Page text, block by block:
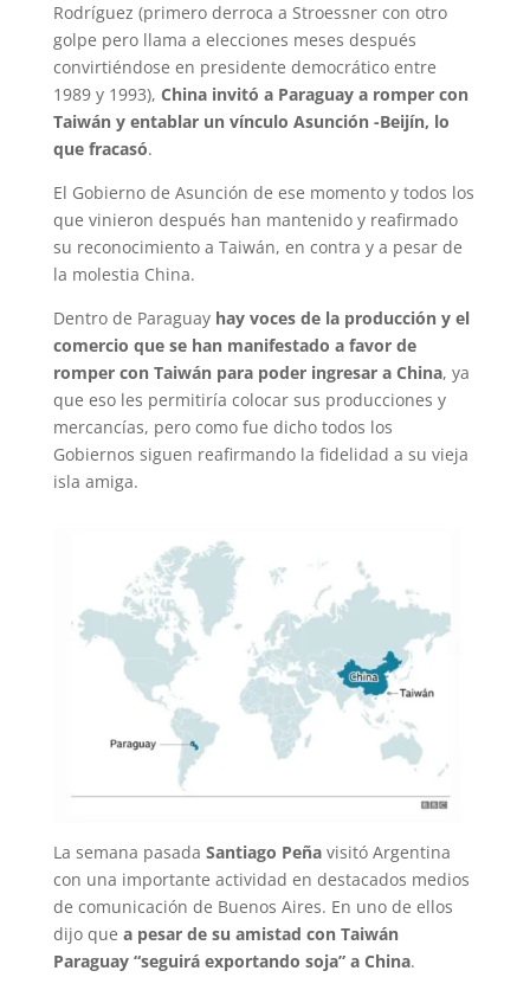
Rodríguez (primero derroca a Stroessner con otro
golpe pero llama a elecciones meses después
convirtiéndose en presidente democrático entre
1989 y 1993), China invitó a Paraguay a romper con
Taiwán y entablar un vínculo Asunción -Beijín, lo
que fracasó.
El Gobierno de Asunción de ese momento y todos los
que vinieron después han mantenido y reafirmado
su reconocimiento a Taiwán, en contra y a pesar de
la molestia China.
Dentro de Paraguay hay voces de la producción y el
comercio que se han manifestado a favor de
romper con Taiwán para poder ingresar a China, ya
que eso les permitiría colocar sus producciones y
mercancías, pero como fue dicho todos los
Gobiernos siguen reafirmando la fidelidad a su vieja
isla amiga.
La semana pasada Santiago Peñavisitó Argentina
con una importante actividad en destacados medios
de comunicación de Buenos Aires. En uno de ellos
dijo que a pesar de su amistad con Taiwán
Paraguay “seguirá exportando soja” a China.